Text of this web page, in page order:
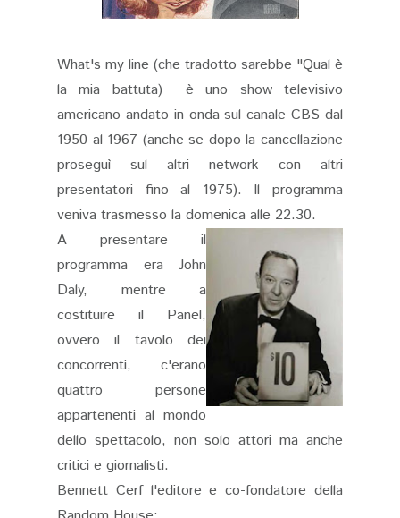
What's my line (che tradotto sarebbe "Qual è
la mia battuta) è uno show televisivo
americano andato in onda sul canale CBS dal
1950 al 1967 (anche se dopo la cancellazione
proseguì sul altri network con altri
presentatori fino al 1975). Il programma
veniva trasmesso la domenica alle 22.30.
A presentare il
programma era John
Daly, mentre a
costituire il Panel,
ovvero il tavolo dei
concorrenti, c'erano
quattro persone
appartenenti al mondo
dello spettacolo, non solo attori ma anche
critici e giornalisti.
Bennett Cerf l'editore e co-fondatore della